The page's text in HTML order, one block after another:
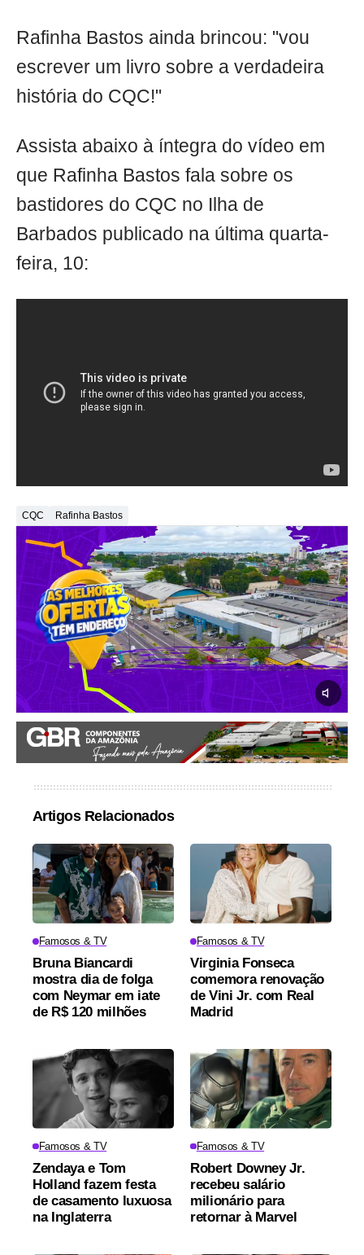
Rafinha Bastos ainda brincou: "vou
escrever um livro sobre a verdadeira
história do CQC!"
Assista abaixo à íntegra do vídeo em
que Rafinha Bastos fala sobre os
bastidores do CQC no Ilha de
Barbados publicado na última quarta-
feira, 10:
CQC Rafinha Bastos
Artigos Relacionados
Famosos & TV
Bruna Biancardi
mostra dia de folga
com Neymar em iate
de R$ 120 milhões
Famosos & TV
Virginia Fonseca
comemora renovação
de Vini Jr. com Real
Madrid
Famosos & TV
Zendaya e Tom
Holland fazem festa
de casamento luxuosa
na Inglaterra
Famosos & TV
Robert Downey Jr.
recebeu salário
milionário para
retornar à Marvel